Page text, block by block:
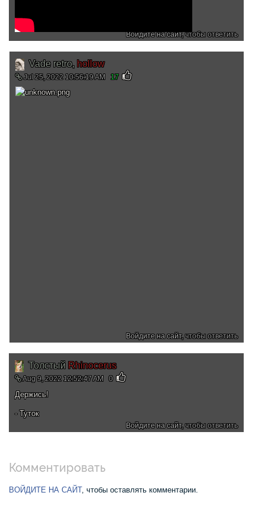
Войдите на сайт, чтобы ответить
Vade retro, hollow
Jul 25, 2022 10:56:19 AM 17
Войдите на сайт, чтобы ответить
Толстый Rhinocerus
Aug 9, 2022 12:52:47 AM 0
Держись!
- Туток
Войдите на сайт, чтобы ответить
Комментировать
ВОЙДИТЕ НА САЙТ, чтобы оставлять комментарии.